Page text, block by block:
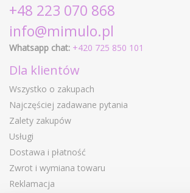
+48 223 070 868
info@mimulo.pl
Whatsapp chat: +420 725 850 101
Dla klientów
Wszystko o zakupach
Najczęściej zadawane pytania
Zalety zakupów
Usługi
Dostawa i płatność
Zwrot i wymiana towaru
Reklamacja